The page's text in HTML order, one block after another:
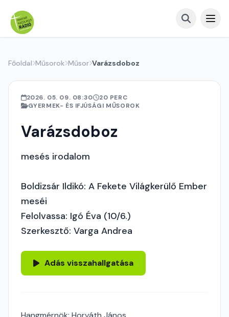
Főoldal Műsorok Műsor Varázsdoboz
2026. 05. 09. 08:30
20 PERC
GYERMEK- ÉS IFJÚSÁGI MŰSOROK
Varázsdoboz
mesés irodalom
Boldizsár Ildikó: A Fekete Világkerülő Ember
meséi
Felolvassa: Igó Éva (10/6.)
Szerkesztő: Varga Andrea
Adás visszahallgatása